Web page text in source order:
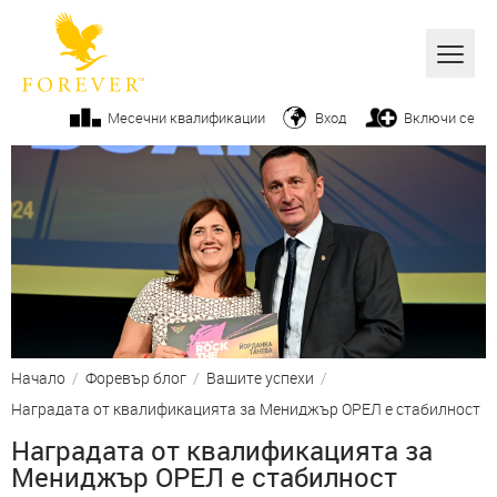
Всички
Алое вера
Бизнес
Козметика
От ръководството
Фитнес
Начин на живот
Месечни квалификации Вход Включи се
Начало / Форевър блог / Вашите успехи /
Наградата от квалификацията за Мениджър ОРЕЛ е стабилност
Наградата от квалификацията за
Мениджър ОРЕЛ е стабилност